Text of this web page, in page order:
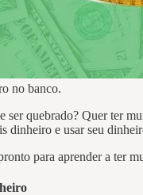
no banco.
ser quebrado? Quer ter
dinheiro e usar seu
para aprender a ter